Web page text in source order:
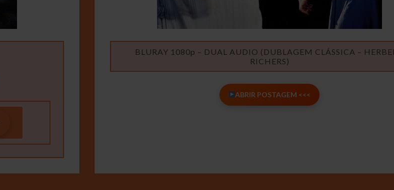
BLURAY 1080p – DUAL AUDIO (DUBLAGEM CLÁSSICA –
RICHERS)
ABRIR POSTAGEM <<<